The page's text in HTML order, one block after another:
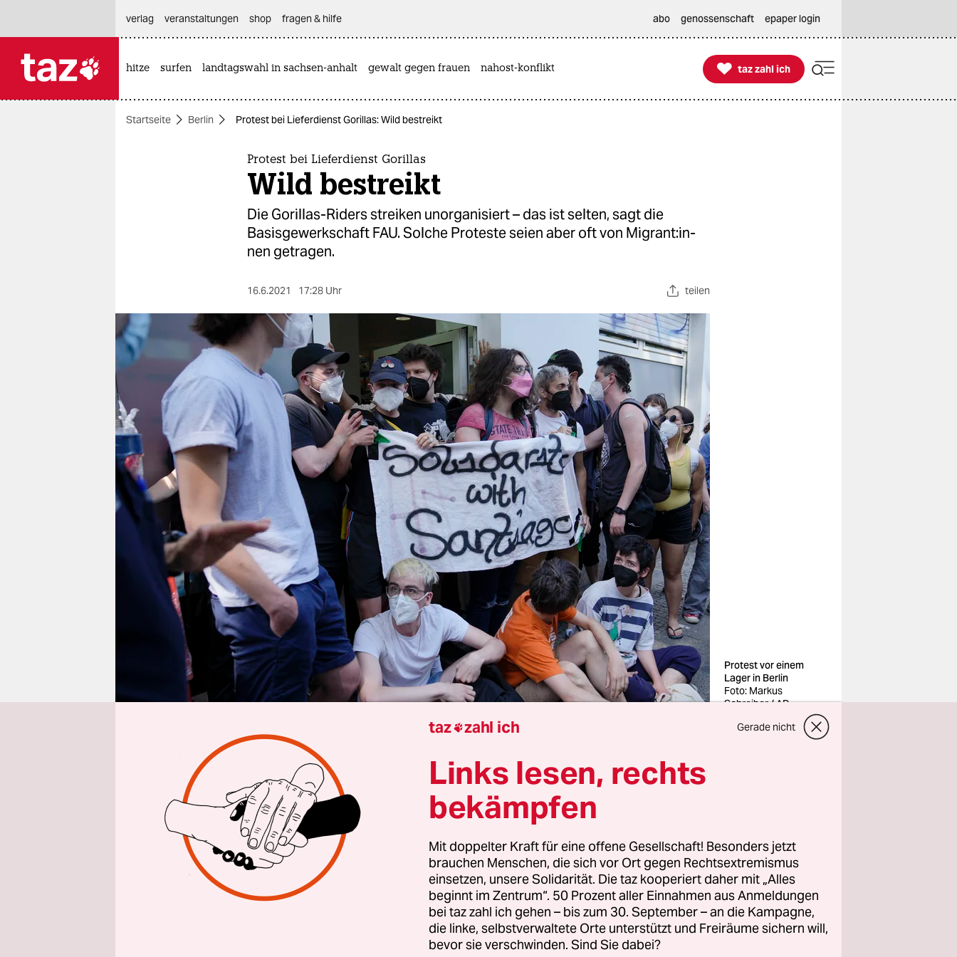
themen
berlin
nord
wahrheit
verlag
verlag
veranstaltungen
shop
fragen & hilfe
unterstützen
genossenschaft
epaper login
verlag
veranstaltungen shop fragen & hilfe abo genossenschaft epaper login
hitze surfen landtagswahl in sachsen-anhalt gewalt gegen frauen nahost-konflikt 
taz zahl ich
taz zahl ich
Startseite Berlin Protest bei Lieferdienst Gorillas: Wild bestreikt
Protest bei Lieferdienst Gorillas
Wild bestreikt
Die Gorillas-Riders streiken unorganisiert – das ist selten, sagt die
Basisgewerkschaft FAU. Solche Proteste seien aber oft von Mi­gran­t:in­
nen getragen.
16.6.2021 17:28 Uhr teilen
Protest vor einem
Lager in Berlin
Foto: Markus
Schreiber / AP
Interview von Timm Kühn
taz: Herr Duncker, die Gorillas-Riders in Berlinblockieren die
Eingänge der Warenlager
, um den Lieferbetrieb lahmzulegen. Keine
dieser Aktionen war von einer Gewerkschaft organisiert. Sind die
Streikenden dennoch rechtlich abgesichert?
Nein. Es handelt sich um einen sogenannten wilden
Streik, also um einen, der unabhängig von den Gewerkschaften
taz zahl ich Gerade nicht
Links lesen, rechts
bekämpfen
Mit doppelter Kraft für eine offene Gesellschaft! Besonders jetzt
brauchen Menschen, die sich vor Ort gegen Rechtsextremismus
einsetzen, unsere Solidarität. Die taz kooperiert daher mit „Alles
beginnt im Zentrum“. 50 Prozent aller Einnahmen aus Anmeldungen
bei taz zahl ich gehen – bis zum 30. September – an die Kampagne,
die linke, selbstverwaltete Orte unterstützt und Freiräume sichern will,
bevor sie verschwinden. Sind Sie dabei?